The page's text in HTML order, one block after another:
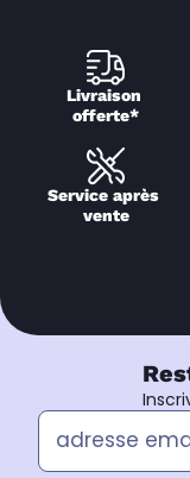
Livraison
offerte*
Service après
vente